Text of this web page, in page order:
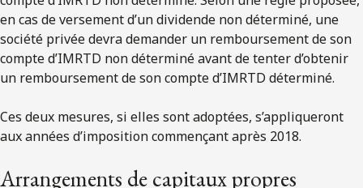
en cas de versement d’un dividende non déterminé, une
société privée devra demander un remboursement de son
compte d’IMRTD non déterminé avant de tenter d’obtenir
un remboursement de son compte d’IMRTD déterminé.
Ces deux mesures, si elles sont adoptées, s’appliqueront
aux années d’imposition commençant après 2018.
Arrangements de capitaux propres